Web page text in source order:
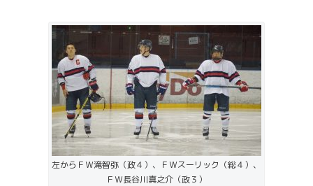
左からＦＷ滝智弥（政４）、ＦＷスーリック（総４）、
ＦＷ長谷川真之介（政３）